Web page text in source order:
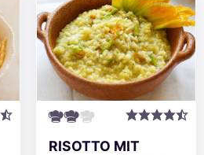
RISOTTO MIT